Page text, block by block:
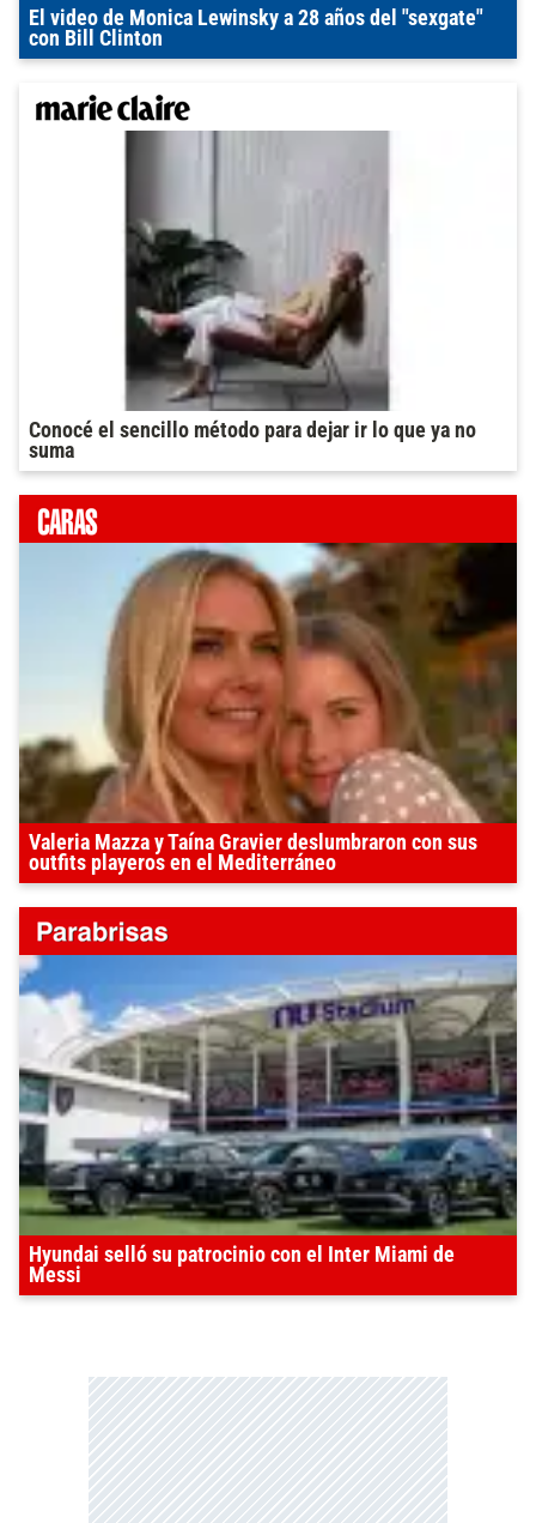
El video de Monica Lewinsky a 28 años del "sexgate"
con Bill Clinton
Conocé el sencillo método para dejar ir lo que ya no
suma
Valeria Mazza y Taína Gravier deslumbraron con sus
outfits playeros en el Mediterráneo
Hyundai selló su patrocinio con el Inter Miami de
Messi